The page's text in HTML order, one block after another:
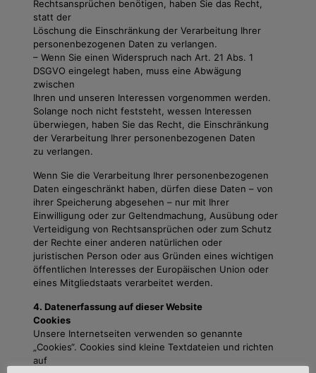
Rechtsansprüchen benötigen, haben Sie das Recht,
statt der
Löschung die Einschränkung der Verarbeitung Ihrer
personenbezogenen Daten zu verlangen.
– Wenn Sie einen Widerspruch nach Art. 21 Abs. 1
DSGVO eingelegt haben, muss eine Abwägung
zwischen
Ihren und unseren Interessen vorgenommen werden.
Solange noch nicht feststeht, wessen Interessen
überwiegen, haben Sie das Recht, die Einschränkung
der Verarbeitung Ihrer personenbezogenen Daten
zu verlangen.
Wenn Sie die Verarbeitung Ihrer personenbezogenen
Daten eingeschränkt haben, dürfen diese Daten – von
ihrer Speicherung abgesehen – nur mit Ihrer
Einwilligung oder zur Geltendmachung, Ausübung oder
Verteidigung von Rechtsansprüchen oder zum Schutz
der Rechte einer anderen natürlichen oder
juristischen Person oder aus Gründen eines wichtigen
öffentlichen Interesses der Europäischen Union oder
eines Mitgliedstaats verarbeitet werden.
4. Datenerfassung auf dieser Website
Cookies
Unsere Internetseiten verwenden so genannte
„Cookies“. Cookies sind kleine Textdateien und richten
auf